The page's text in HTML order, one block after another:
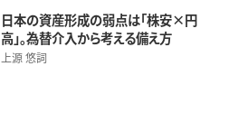
日本の資産形成の弱点は「株安×円
高」。為替介入から考える備え方
上源 悠詞